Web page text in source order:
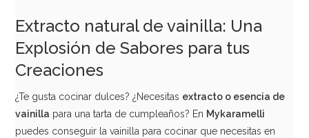
Extracto natural de vainilla: Una
Explosión de Sabores para tus
Creaciones
¿Te gusta cocinar dulces? ¿Necesitas extracto o esencia de
vainilla para una tarta de cumpleaños? En Mykaramelli
puedes conseguir la vainilla para cocinar que necesitas en